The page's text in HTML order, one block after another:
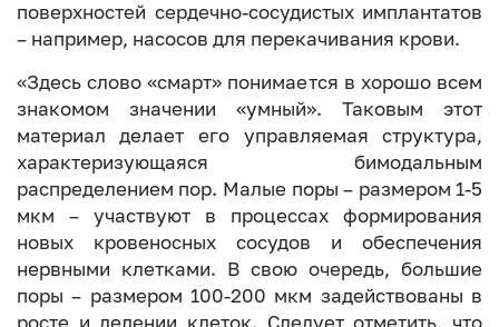
поверхностей сердечно-сосудистых имплантатов
– например, насосов для перекачивания крови.
«Здесь слово «смарт» понимается в хорошо всем
знакомом значении «умный». Таковым этот
материал делает его управляемая структура,
характеризующаяся бимодальным
распределением пор. Малые поры – размером 1-5
мкм – участвуют в процессах формирования
новых кровеносных сосудов и обеспечения
нервными клетками. В свою очередь, большие
поры – размером 100-200 мкм задействованы в
росте и делении клеток. Следует отметить, что